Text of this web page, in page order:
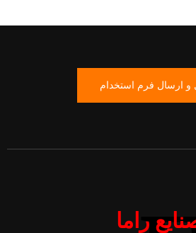
و ارسال فرم استخدام
راما